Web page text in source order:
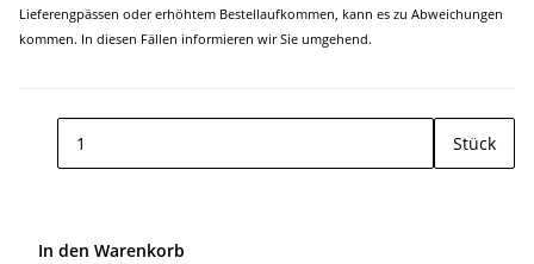
Lieferengpässen oder erhöhtem Bestellaufkommen, kann es zu Abweichungen
kommen. In diesen Fällen informieren wir Sie umgehend.
Stück
In den Warenkorb